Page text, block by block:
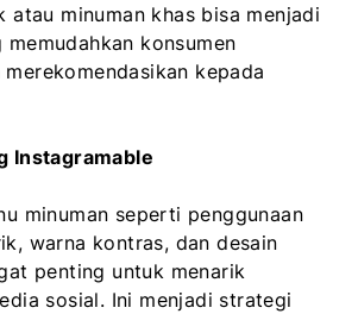
atau minuman khas bisa menjadi
konsumen
kepada
Instagramable
minuman seperti penggunaan
warna kontras, dan desain
penting untuk menarik
sosial. Ini menjadi strategi